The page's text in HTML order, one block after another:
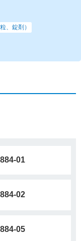
、錠剤）
01
02
05